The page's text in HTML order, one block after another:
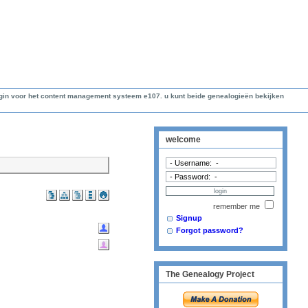
voor het content management systeem e107. u kunt beide genealogieën bekijken
welcome
remember me
Signup
Forgot password?
The Genealogy Project